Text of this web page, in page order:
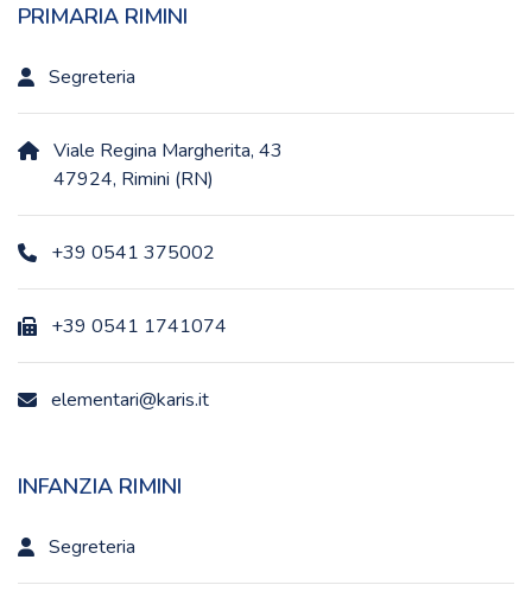
PRIMARIA RIMINI
Segreteria
Viale Regina Margherita, 43
47924, Rimini (RN)
+39 0541 375002
+39 0541 1741074
elementari@karis.it
INFANZIA RIMINI
Segreteria